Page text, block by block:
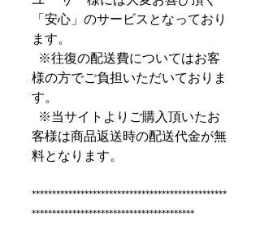
「安心」のサービスとなっており
ます。
※往復の配送費についてはお客
様の方でご負担いただいておりま
す。
※当サイトよりご購入頂いたお
客様は商品返送時の配送代金が無
料となります。
************************************************
****************************************